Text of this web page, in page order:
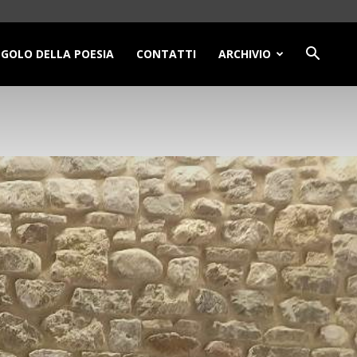
DELLA POESIA CONTATTI ARCHIVIO